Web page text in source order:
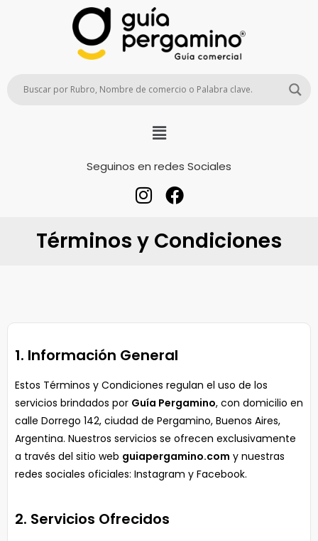
Seguinos en redes Sociales
Términos y Condiciones
1. Información General
Estos Términos y Condiciones regulan el uso de los
servicios brindados por Guía Pergamino, con domicilio en
calle Dorrego 142, ciudad de Pergamino, Buenos Aires,
Argentina. Nuestros servicios se ofrecen exclusivamente
a través del sitio web guiapergamino.com y nuestras
redes sociales oficiales: Instagram y Facebook.
2. Servicios Ofrecidos